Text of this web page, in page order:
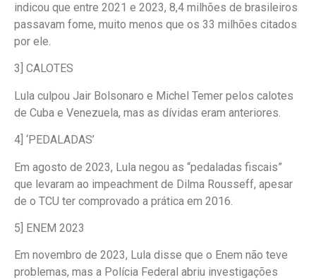
indicou que entre 2021 e 2023, 8,4 milhões de brasileiros
passavam fome, muito menos que os 33 milhões citados
por ele.
3] CALOTES
Lula culpou Jair Bolsonaro e Michel Temer pelos calotes
de Cuba e Venezuela, mas as dívidas eram anteriores.
4] ‘PEDALADAS’
Em agosto de 2023, Lula negou as “pedaladas fiscais”
que levaram ao impeachment de Dilma Rousseff, apesar
de o TCU ter comprovado a prática em 2016.
5] ENEM 2023
Em novembro de 2023, Lula disse que o Enem não teve
problemas, mas a Polícia Federal abriu investigações